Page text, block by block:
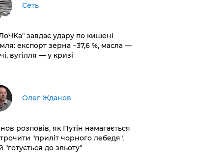
Сеть
завдає удару по кишені
експорт зерна −37,6 %, масла —
вугілля — у кризі
Олег Жданов
розповів, як Путін намагається
"приліт чорного лебедя",
"готується до зльоту"